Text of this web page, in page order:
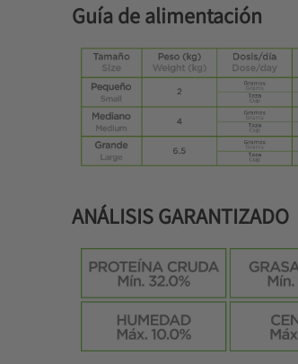
Guía de alimentación
ANÁLISIS GARANTIZADO